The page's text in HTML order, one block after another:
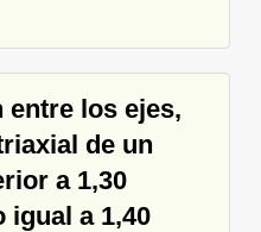
entre los ejes,
de un
a 1,30
igual a 1,40